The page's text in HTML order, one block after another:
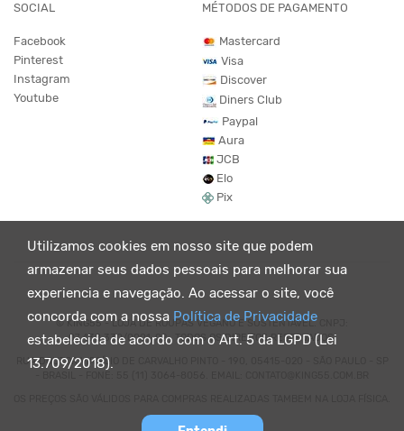
Utilizamos cookies em nosso site que podem
armazenar seus dados pessoais para melhorar sua
experiencia e navegação. Ao acessar o site, você
concorda com a nossa Política de Privacidade
estabelecida de acordo com o Art. 5 da LGPD (Lei
13.709/2018).
SOCIAL
Facebook
Pinterest
Instagram
Youtube
MÉTODOS DE PAGAMENTO
Mastercard
Visa
Discover
Diners Club
Paypal
Aura
JCB
Elo
Pix
© KING55 - LOJA DE ROUPAS VEGANO E SUSTENTÁVEL. CNPJ:
07.438.330/0001-02 . TODOS OS DIREITOS RESERVADOS.
RUA DOUTOR VIRGÍLIO DE CARVALHO PINTO - 190, 05415-020 - SÃO PAULO - SP